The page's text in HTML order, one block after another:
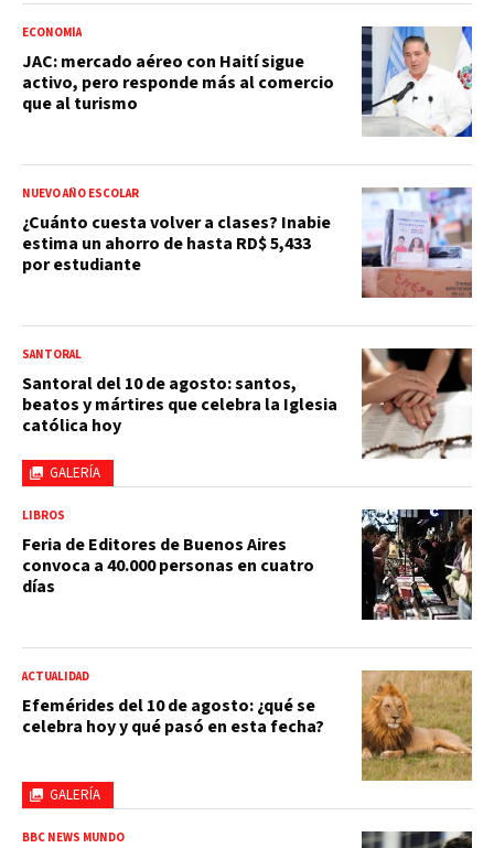
ECONOMÍA
JAC: mercado aéreo con Haití sigue
activo, pero responde más al comercio
que al turismo
NUEVO AÑO ESCOLAR
¿Cuánto cuesta volver a clases? Inabie
estima un ahorro de hasta RD$ 5,433
por estudiante
GALERÍA
SANTORAL
Santoral del 10 de agosto: santos,
beatos y mártires que celebra la Iglesia
católica hoy
LIBROS
Feria de Editores de Buenos Aires
convoca a 40.000 personas en cuatro
días
GALERÍA
ACTUALIDAD
Efemérides del 10 de agosto: ¿qué se
celebra hoy y qué pasó en esta fecha?
BBC NEWS MUNDO